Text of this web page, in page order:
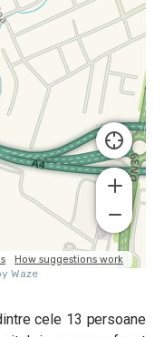
cele 13 persoane